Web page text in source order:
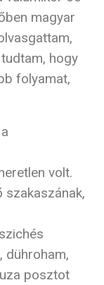
magyar
hogy
folyamat,
volt.
szakaszának,
dühroham,
posztot